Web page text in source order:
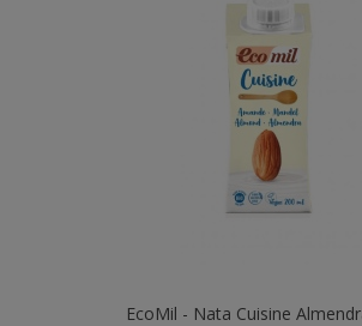
EcoMil - Nata Cuisine